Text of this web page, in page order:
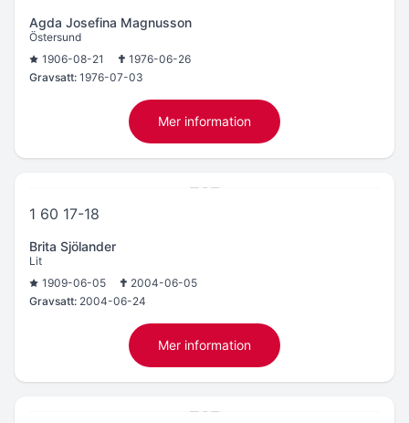
Agda Josefina Magnusson
Östersund
1906-08-21
1976-06-26
Gravsatt: 1976-07-03
Mer information
1 60 17-18
Brita Sjölander
Lit
1909-06-05
2004-06-05
Gravsatt: 2004-06-24
Mer information